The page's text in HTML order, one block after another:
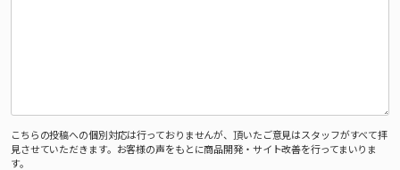
こちらの投稿への個別対応は行っておりませんが、頂いたご意見はスタッフがすべて拝
見させていただきます。お客様の声をもとに商品開発・サイト改善を行ってまいりま
す。